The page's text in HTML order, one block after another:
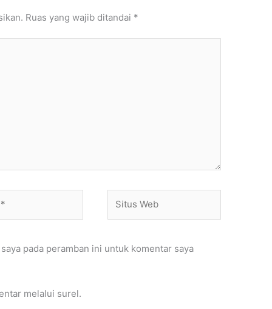
Ruas yang wajib ditandai *
Web
pada peramban ini untuk komentar saya
melalui surel.